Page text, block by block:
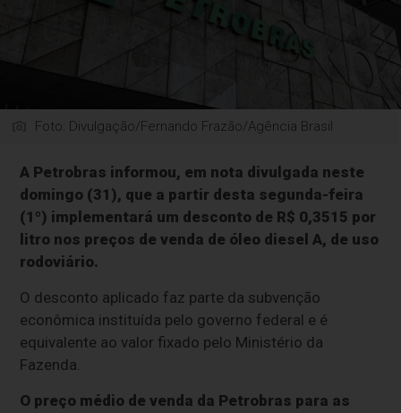
Foto: Divulgação/Fernando Frazão/Agência Brasil
A Petrobras informou, em nota divulgada neste
domingo (31), que a partir desta segunda-feira
(1º) implementará um desconto de R$ 0,3515 por
litro nos preços de venda de óleo diesel A, de uso
rodoviário.
O desconto aplicado faz parte da subvenção
econômica instituída pelo governo federal e é
equivalente ao valor fixado pelo Ministério da
Fazenda.
O preço médio de venda da Petrobras para as